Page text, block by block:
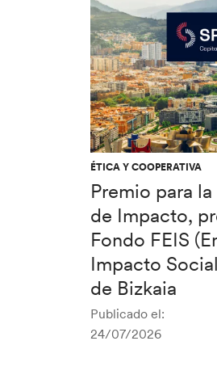
ÉTICA Y COOPERATIVA
Premio para
de Impacto,
Fondo FEIS
Impacto
de Bizkaia
Publicado el:
24/07/2026